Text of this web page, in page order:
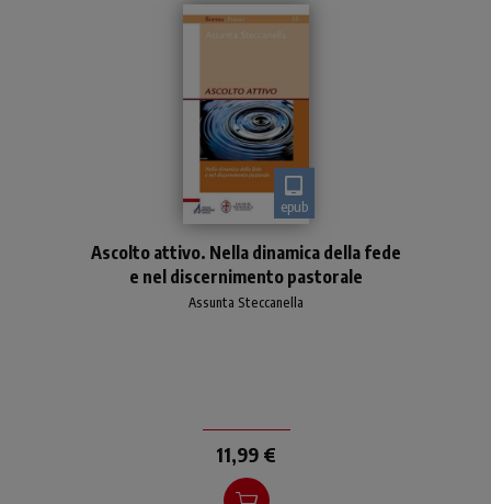
epub
significa? Da dove viene
questa espressione? Che
cosa lo specifica rispetto
Ascolto attivo. Nella dinamica della fede
e nel discernimento pastorale
Assunta Steccanella
11,99 €